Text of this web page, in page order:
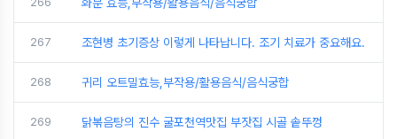
화분 효능,부작용/활용음식/음식궁합
267 조현병 초기증상 이렇게 나타납니다. 조기 치료가 중요해요.
268 귀리 오트밀효능,부작용/활용음식/음식궁합
269 닭볶음탕의 진수 굴포천역맛집 부잣집 시골 솥뚜껑